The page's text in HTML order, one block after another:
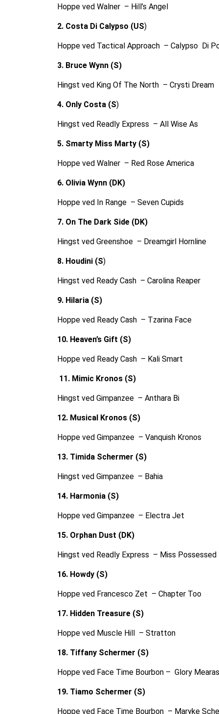
Hoppe ved Walner – Hill’s Angel
2. Costa Di Calypso (US)
Hoppe ved Tactical Approach – Calypso Di
3. Bruce Wynn (S)
Hingst ved King Of The North – Crysti Dream
4. Only Costa (S)
Hingst ved Readly Express – All Wise As
5. Smarty Miss Marty (S)
Hoppe ved Walner – Red Rose America
6. Olivia Wynn (DK)
Hoppe ved In Range – Seven Cupids
7. On The Dark Side (DK)
Hingst ved Greenshoe – Dreamgirl Hornline
8. Houdini (S)
Hingst ved Ready Cash – Carolina Reaper
9. Hilaria (S)
Hoppe ved Ready Cash – Tzarina Face
10. Heaven’s Gift (S)
Hoppe ved Ready Cash – Kali Smart
11. Mimic Kronos (S)
Hingst ved Gimpanzee – Anthara Bi
12. Musical Kronos (S)
Hoppe ved Gimpanzee – Vanquish Kronos
13. Timida Schermer (S)
Hingst ved Gimpanzee – Bahia
14. Harmonia (S)
Hoppe ved Gimpanzee – Electra Jet
15. Orphan Dust (DK)
Hingst ved Readly Express – Miss Possessed
16. Howdy (S)
Hoppe ved Francesco Zet – Chapter Too
17. Hidden Treasure (S)
Hoppe ved Muscle Hill – Stratton
18. Tiffany Schermer (S)
Hoppe ved Face Time Bourbon – Glory Mearas
19. Tiamo Schermer (S)
Hoppe ved Face Time Bourbon – Maryke